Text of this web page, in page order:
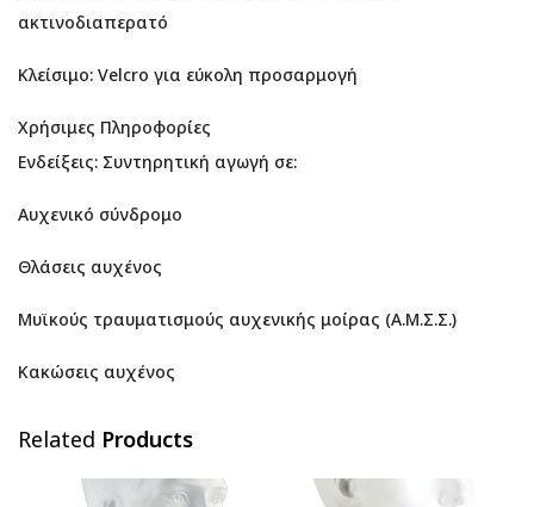
ακτινοδιαπερατό
Κλείσιμο: Velcro για εύκολη προσαρμογή
Χρήσιμες Πληροφορίες
Ενδείξεις: Συντηρητική αγωγή σε:
Αυχενικό σύνδρομο
Θλάσεις αυχένος
Μυϊκούς τραυματισμούς αυχενικής μοίρας (Α.Μ.Σ.Σ.)
Κακώσεις αυχένος
Related Products